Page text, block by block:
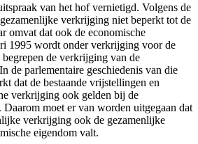
van het hof vernietigd. Volgens de
verkrijging niet beperkt tot de
omvat dat ook de economische
1995 wordt onder verkrijging voor de
de verkrijging van de
de parlementaire geschiedenis van die
dat de bestaande vrijstellingen en
verkrijging ook gelden bij de
moet er van worden uitgegaan dat
verkrijging ook de gezamenlijke
eigendom valt.